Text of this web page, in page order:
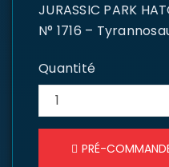
JURASSIC PARK
N° 1716 –
Quantité
PRÉ-